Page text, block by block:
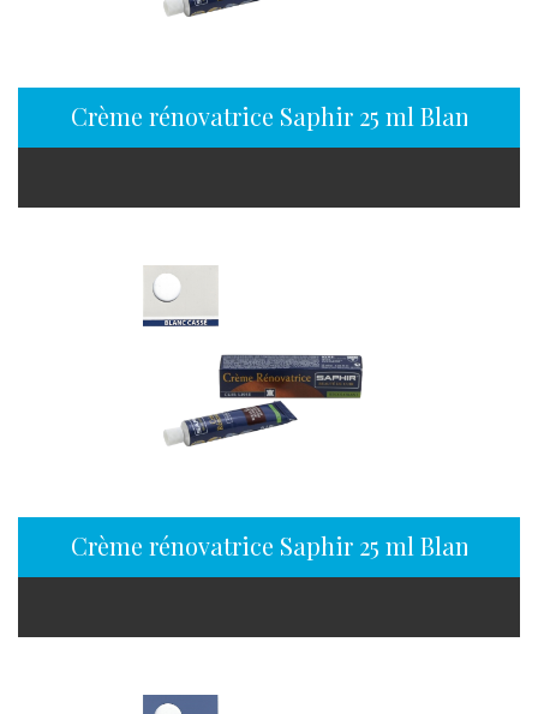
Crème rénovatrice Saphir 25 ml Blanc
Crème rénovatrice Saphir 25 ml Blanc